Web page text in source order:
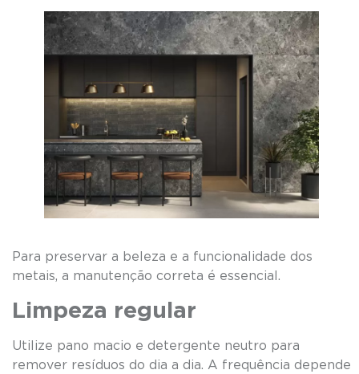
Para preservar a beleza e a funcionalidade dos
metais, a manutenção correta é essencial.
Limpeza regular
Utilize pano macio e detergente neutro para
remover resíduos do dia a dia. A frequência depende